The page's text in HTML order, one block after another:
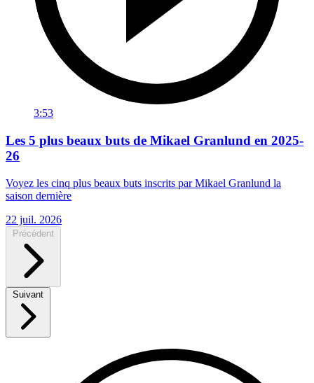
3:53
Les 5 plus beaux buts de Mikael Granlund en 2025-
26
Voyez les cinq plus beaux buts inscrits par Mikael Granlund la
saison dernière
22 juil. 2026
Précédent
Suivant